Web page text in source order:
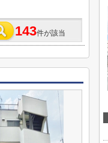
143件が該当